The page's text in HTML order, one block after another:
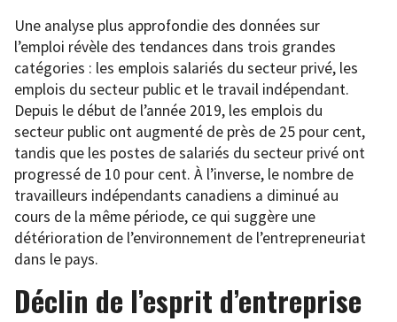
Une analyse plus approfondie des données sur
l’emploi révèle des tendances dans trois grandes
catégories : les emplois salariés du secteur privé, les
emplois du secteur public et le travail indépendant.
Depuis le début de l’année 2019, les emplois du
secteur public ont augmenté de près de 25 pour cent,
tandis que les postes de salariés du secteur privé ont
progressé de 10 pour cent. À l’inverse, le nombre de
travailleurs indépendants canadiens a diminué au
cours de la même période, ce qui suggère une
détérioration de l’environnement de l’entrepreneuriat
dans le pays.
Déclin de l’esprit d’entreprise